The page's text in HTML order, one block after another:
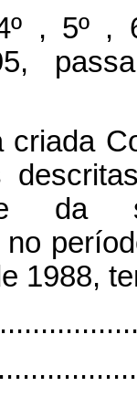
, 5º ,
criada
da
no
1988,